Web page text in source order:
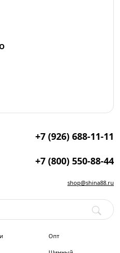
+7 (926) 688-11-11
+7 (800) 550-88-44
shop@shina88.ru
Опт